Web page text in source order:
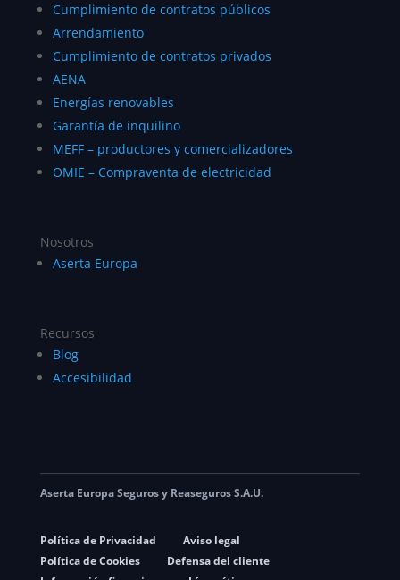
Cumplimiento de contratos públicos
Arrendamiento
Cumplimiento de contratos privados
AENA
Energías renovables
Garantía de inquilino
MEFF – productores y comercializadores
OMIE – Compraventa de electricidad
Nosotros
Aserta Europa
Recursos
Blog
Accesibilidad
Aserta Europa Seguros y Reaseguros S.A.U.
Política de Privacidad
Aviso legal
Política de Cookies
Defensa del cliente